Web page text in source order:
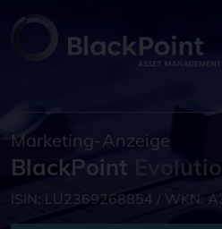
Marketing-Anzeige
BlackPoint
ISIN: LU2369268854 / WKN: